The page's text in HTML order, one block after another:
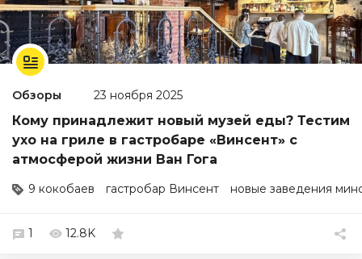
Обзоры 23 ноября 2025
Кому принадлежит новый музей еды? Тестим
ухо на гриле в гастробаре «Винсент» с
атмосферой жизни Ван Гога
9 кокобаев гастробар Винсент новые заведения
1 12.8K